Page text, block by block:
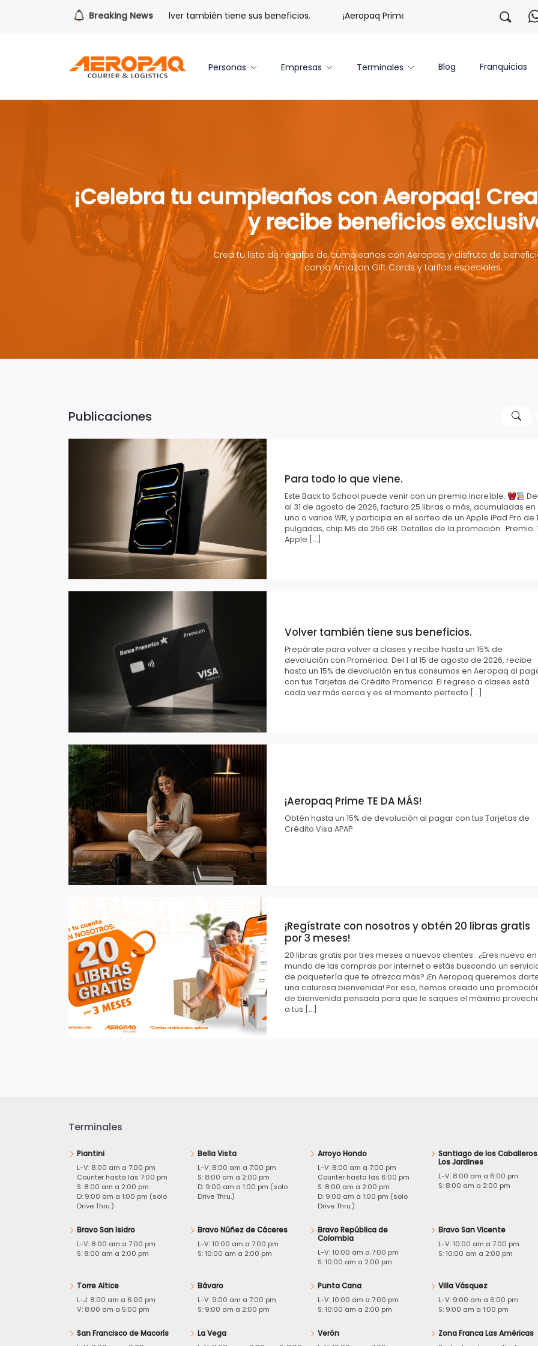
Breaking News
Para todo lo que viene. Volver también tiene sus beneficios. ¡Aeropaq Prime TE DA MÁS! ¡Regístrate con
Personas Empresas Terminales Blog Franquicias
¡Celebra tu cumpleaños con Aeropaq!
y recibe beneficios
Crea tu lista de regalos de cumpleaños con Aeropaq y disfruta de
como Amazon Gift Cards y tarifas especiales.
Publicaciones
Para todo lo que viene.
Este Back to School puede venir con un premio increíble.
al 31 de agosto de 2026, factura 25 libras o más, acumuladas en
uno o varios WR, y participa en el sorteo de un Apple iPad Pro de
pulgadas, chip M5 de 256 GB. Detalles de la promoción: Premio:
Apple […]
Volver también tiene sus beneficios.
Prepárate para volver a clases y recibe hasta un 15% de
devolución con Promerica. Del 1 al 15 de agosto de 2026, recibe
hasta un 15% de devolución en tus consumos en Aeropaq al
con tus Tarjetas de Crédito Promerica. El regreso a clases está
cada vez más cerca y es el momento perfecto […]
¡Aeropaq Prime TE DA MÁS!
Obtén hasta un 15% de devolución al pagar con tus Tarjetas de
Crédito Visa APAP
¡Regístrate con nosotros y obtén 20 libras gratis
por 3 meses!
20 libras gratis por tres meses a nuevos clientes: ¿Eres nuevo
mundo de las compras por internet o estás buscando un
de paquetería que te ofrezca más? ¡En Aeropaq queremos
una calurosa bienvenida! Por eso, hemos creado una
de bienvenida pensada para que le saques el máximo
a tus […]
Terminales
Piantini
L-V: 8:00 am a 7:00 pm
Counter hasta las 7:00 pm
S: 8:00 am a 2:00 pm
D: 9:00 am a 1:00 pm (solo
Drive Thru.)
Bella Vista
L-V: 8:00 am a 7:00 pm
S: 8:00 am a 2:00 pm
D: 9:00 am a 1:00 pm (solo
Drive Thru.)
Arroyo Hondo
L-V: 8:00 am a 7:00 pm
Counter hasta las 6:00 pm
S: 8:00 am a 2:00 pm
D: 9:00 am a 1:00 pm (solo
Drive Thru.)
Santiago de los
Los Jardines
L-V: 8:00 am a 6:00 pm
S: 8:00 am a 2:00 pm
Bravo San Isidro
L-V: 8:00 am a 7:00 pm
S: 8:00 am a 2:00 pm
Bravo Núñez de Cáceres
L-V: 10:00 am a 7:00 pm
S: 10:00 am a 2:00 pm
Bravo República de
Colombia
L-V: 10:00 am a 7:00 pm
S: 10:00 am a 2:00 pm
Bravo San Vicente
L-V: 10:00 am a 7:00 pm
S: 10:00 am a 2:00 pm
Torre Altice
L-J: 8:00 am a 6:00 pm
V: 8:00 am a 5:00 pm
Bávaro
L-V: 9:00 am a 7:00 pm
S: 9:00 am a 2:00 pm
Punta Cana
L-V: 10:00 am a 7:00 pm
S: 10:00 am a 2:00 pm
Villa Vásquez
L-V: 9:00 am a 6:00 pm
S: 9:00 am a 1:00 pm
San Francisco de Macorís
La Vega
Verón
Zona Franca Las Américas